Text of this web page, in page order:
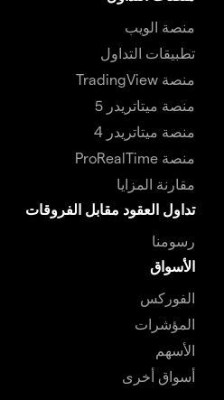
منصة الويب
تطبيقات التداول
منصة TradingView
منصة ميتاتريدر 5
منصة ميتاتريدر 4
منصة ProRealTime
مقارنة المزايا
تداول العقود مقابل الفروقات
رسومنا
الأسواق
الفوركس
المؤشرات
الأسهم
أسواق أخرى